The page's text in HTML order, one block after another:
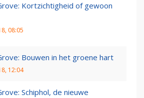
Kortzichtigheid of gewoon
08:05
Bouwen in het groene hart
12:04
Schiphol, de nieuwe